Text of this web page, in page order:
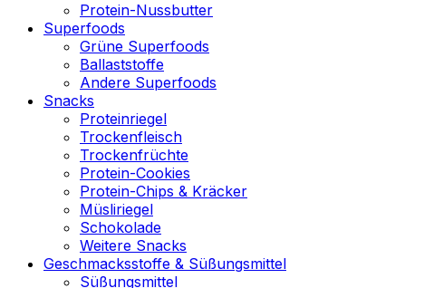
Protein-Nussbutter
Superfoods
Grüne Superfoods
Ballaststoffe
Andere Superfoods
Snacks
Proteinriegel
Trockenfleisch
Trockenfrüchte
Protein-Cookies
Protein-Chips & Kräcker
Müsliriegel
Schokolade
Weitere Snacks
Geschmacksstoffe & Süßungsmittel
Süßungsmittel